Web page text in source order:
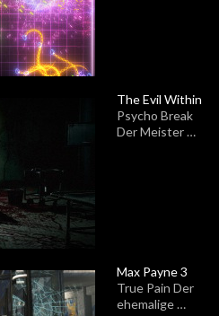
The Evil Within
Psycho Break
Der Meister …
Max Payne 3
True Pain Der
ehemalige …